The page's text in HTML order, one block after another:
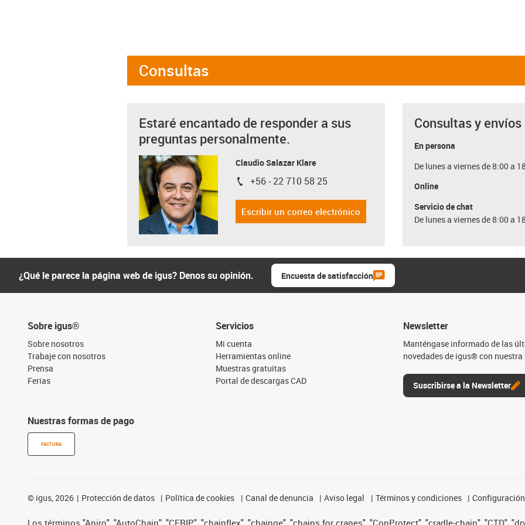
Consultas
Estaré encantado de responder a sus
preguntas personalmente.
Claudio Salazar Klare
igus-icon-phone
+56 - 22 710 58 25
Escribir un correo electrónico
Consultas y envíos
En persona
De lunes a viernes de 8:00 a
Online
Servicio de chat
De lunes a viernes de 8:00 a
¿Qué le parece la página web de igus? Denos su opinión. Encuesta de satisfacción
Sobre igus®
Sobre nosotros
Trabaje con nosotros
Prensa
Ferias
Nuestras formas de pago
FACTURA
Servicios
Mi cuenta
Herramientas online
Muestras gratuitas
Portal de descargas CAD
Newsletter
Manténgase informado de las
novedades de igus® con nuestra
Suscribirse a la Newsletter
© igus, 2026 Protección de datos Política de cookies Canal de denuncia Aviso legal Términos y condiciones
Los términos "Apiro", "AutoChain", "CFRIP", "chainflex", "chainge", "chains for cranes", "ConProtect", "cradle-chain", "CTD",